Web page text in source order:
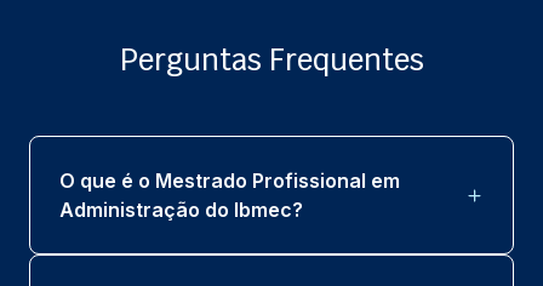
Perguntas Frequentes
O que é o Mestrado Profissional em
Administração do Ibmec?